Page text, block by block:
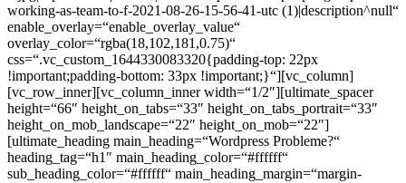
working-as-team-to-f-2021-08-26-15-56-41-utc (1)|description^null“
enable_overlay=“enable_overlay_value“
overlay_color=“rgba(18,102,181,0.75)“
css=“.vc_custom_1644330083320{padding-top: 22px
!important;padding-bottom: 33px !important;}“][vc_column]
[vc_row_inner][vc_column_inner width=“1/2″][ultimate_spacer
height=“66″ height_on_tabs=“33″ height_on_tabs_portrait=“33″
height_on_mob_landscape=“22″ height_on_mob=“22″]
[ultimate_heading main_heading=“Wordpress Probleme?“
heading_tag=“h1″ main_heading_color=“#ffffff“
sub_heading_color=“#ffffff“ main_heading_margin=“margin-